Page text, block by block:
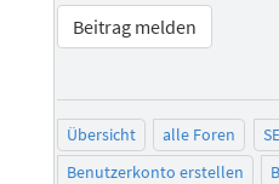
Beitrag melden
Übersicht alle Foren
Benutzerkonto erstellen